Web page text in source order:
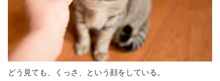
どう見ても、くっさ、という顔をしている。